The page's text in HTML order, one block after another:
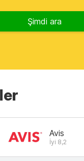
Şimdi ara
Avis
İyi 8,2